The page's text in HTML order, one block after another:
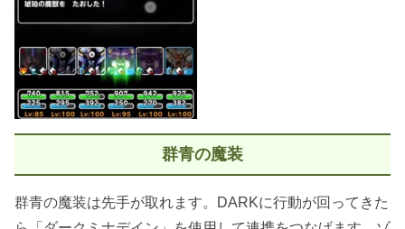
群青の魔装
群青の魔装は先手が取れます。DARKに行動が回ってきた